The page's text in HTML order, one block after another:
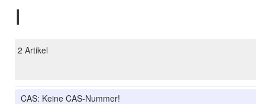
I
2 Artikel
CAS: Keine CAS-Nummer!